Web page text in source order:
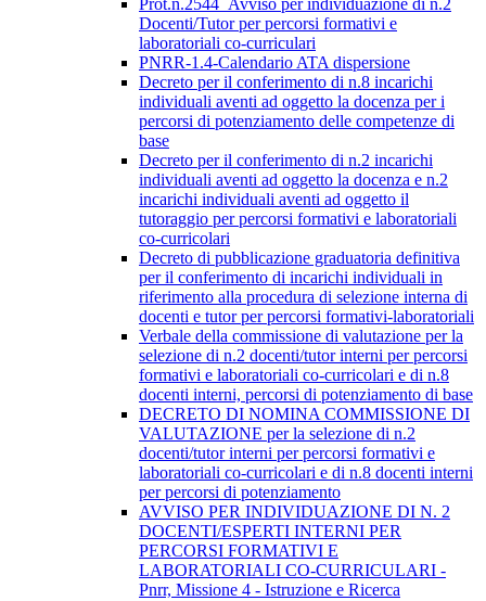
Prot.n.2544_Avviso per individuazione di n.2
Docenti/Tutor per percorsi formativi e
laboratoriali co-curriculari
PNRR-1.4-Calendario ATA dispersione
Decreto per il conferimento di n.8 incarichi
individuali aventi ad oggetto la docenza per i
percorsi di potenziamento delle competenze di
base
Decreto per il conferimento di n.2 incarichi
individuali aventi ad oggetto la docenza e n.2
incarichi individuali aventi ad oggetto il
tutoraggio per percorsi formativi e laboratoriali
co-curricolari
Decreto di pubblicazione graduatoria definitiva
per il conferimento di incarichi individuali in
riferimento alla procedura di selezione interna di
docenti e tutor per percorsi formativi-laboratoriali
Verbale della commissione di valutazione per la
selezione di n.2 docenti/tutor interni per percorsi
formativi e laboratoriali co-curricolari e di n.8
docenti interni, percorsi di potenziamento di base
DECRETO DI NOMINA COMMISSIONE DI
VALUTAZIONE per la selezione di n.2
docenti/tutor interni per percorsi formativi e
laboratoriali co-curricolari e di n.8 docenti interni
per percorsi di potenziamento
AVVISO PER INDIVIDUAZIONE DI N. 2
DOCENTI/ESPERTI INTERNI PER
PERCORSI FORMATIVI E
LABORATORIALI CO-CURRICULARI -
Pnrr, Missione 4 - Istruzione e Ricerca